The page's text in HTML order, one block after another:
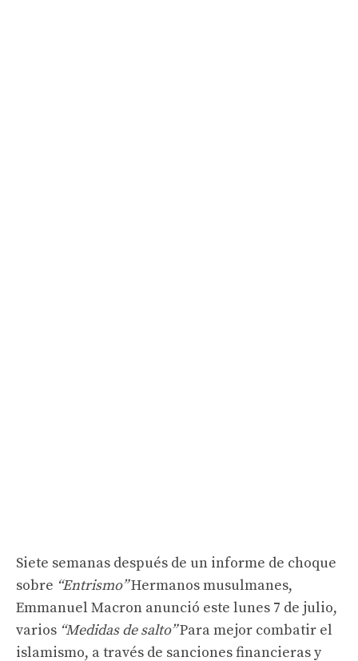
Siete semanas después de un informe de choque
sobre “Entrismo”Hermanos musulmanes,
Emmanuel Macron anunció este lunes 7 de julio,
varios “Medidas de salto”Para mejor combatir el
islamismo, a través de sanciones financieras y